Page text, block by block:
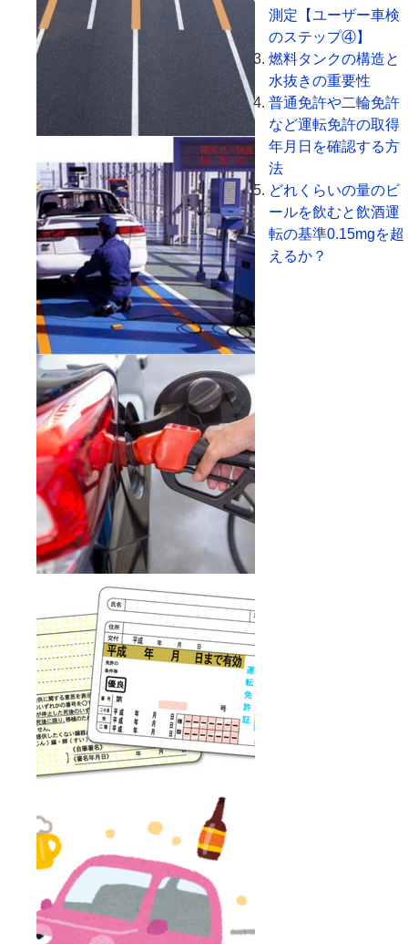
測定【ユーザー車検
のステップ④】
燃料タンクの構造と
水抜きの重要性
普通免許や二輪免許
など運転免許の取得
年月日を確認する方
法
どれくらいの量のビ
ールを飲むと飲酒運
転の基準0.15mgを超
えるか？